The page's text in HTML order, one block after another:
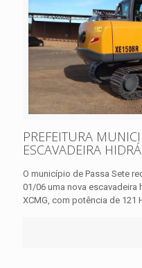
PREFEITURA
ESCAVADEIRA
O município de Passa Sete
01/06 uma nova escavadeira
XCMG, com potência de 121